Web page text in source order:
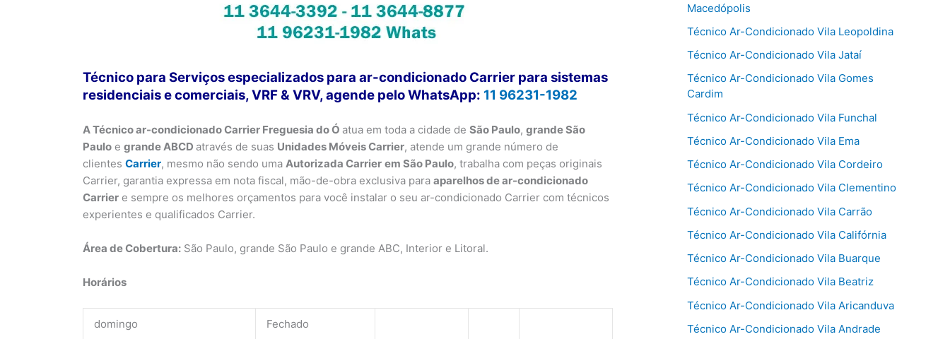
Técnico para Serviços especializados para ar-condicionado Carrier para sistemas
residenciais e comerciais, VRF & VRV, agende pelo WhatsApp: 11 96231-1982
A Técnico ar-condicionado Carrier Freguesia do Ó atua em toda a cidade de São Paulo, grande São
Paulo e grande ABCD através de suas Unidades Móveis Carrier, atende um grande número de
clientes Carrier, mesmo não sendo uma Autorizada Carrier em São Paulo, trabalha com peças originais
Carrier, garantia expressa em nota fiscal, mão-de-obra exclusiva para aparelhos de ar-condicionado
Carrier e sempre os melhores orçamentos para você instalar o seu ar-condicionado Carrier com técnicos
experientes e qualificados Carrier.
Área de Cobertura: São Paulo, grande São Paulo e grande ABC, Interior e Litoral.
Horários
domingo Fechado
Macedópolis
Técnico Ar-Condicionado Vila Leopoldina
Técnico Ar-Condicionado Vila Jataí
Técnico Ar-Condicionado Vila Gomes
Cardim
Técnico Ar-Condicionado Vila Funchal
Técnico Ar-Condicionado Vila Ema
Técnico Ar-Condicionado Vila Cordeiro
Técnico Ar-Condicionado Vila Clementino
Técnico Ar-Condicionado Vila Carrão
Técnico Ar-Condicionado Vila Califórnia
Técnico Ar-Condicionado Vila Buarque
Técnico Ar-Condicionado Vila Beatriz
Técnico Ar-Condicionado Vila Aricanduva
Técnico Ar-Condicionado Vila Andrade